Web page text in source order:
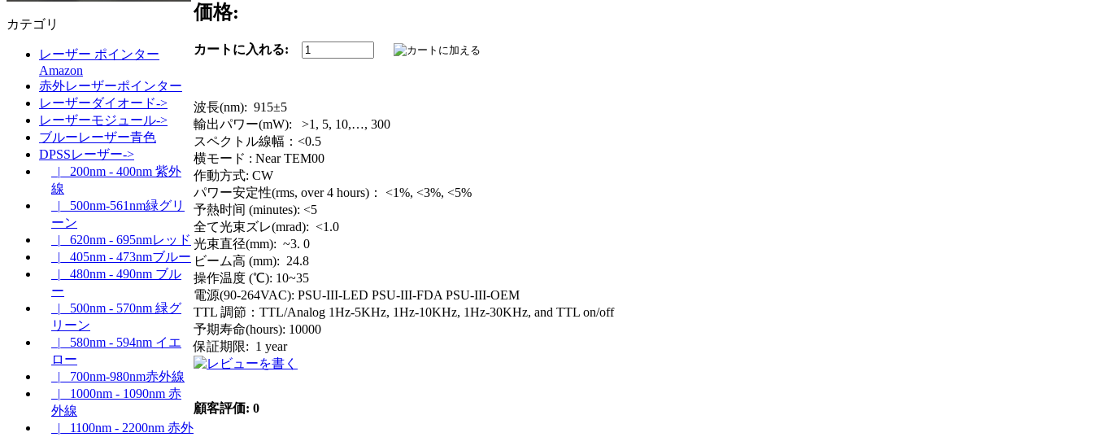
カテゴリ
レーザー ポインター
Amazon
赤外レーザーポインター
レーザーダイオード->
レーザーモジュール->
ブルーレーザー青色
DPSSレーザー->
|_ 200nm - 400nm 紫外
線
|_ 500nm-561nm緑グリ
ーン
|_ 620nm - 695nmレッド
|_ 405nm - 473nmブルー
|_ 480nm - 490nm ブル
ー
|_ 500nm - 570nm 緑グ
リーン
|_ 580nm - 594nm イエ
ロー
|_ 700nm-980nm赤外線
|_ 1000nm - 1090nm 赤
外線
|_ 1100nm - 2200nm 赤外
価格:
カートに入れる:
波長(nm): 915±5
輸出パワー(mW): >1, 5, 10,…, 300
スペクトル線幅：<0.5
横モード : Near TEM00
作動方式: CW
パワー安定性(rms, over 4 hours)： <1%, <3%, <5%
予熱时间 (minutes): <5
全て光束ズレ(mrad): <1.0
光束直径(mm): ~3. 0
ビーム高 (mm): 24.8
操作温度 (℃): 10~35
電源(90-264VAC): PSU-III-LED PSU-III-FDA PSU-III-OEM
TTL 調節：TTL/Analog 1Hz-5KHz, 1Hz-10KHz, 1Hz-30KHz, and TTL on/off
予期寿命(hours): 10000
保証期限: 1 year
顧客評価: 0